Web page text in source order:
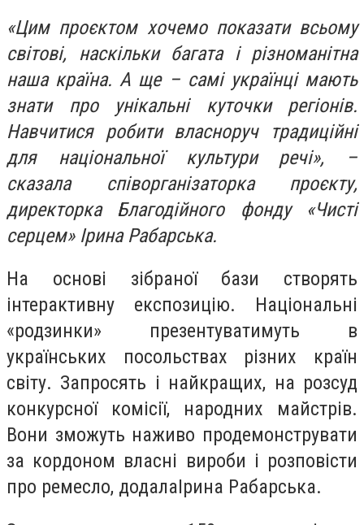
«Цим проєктом хочемо показати всьому
світові, наскільки багата і різноманітна
наша країна. А ще – самі українці мають
знати про унікальні куточки регіонів.
Навчитися робити власноруч традиційні
для національної культури речі», –
сказала співорганізаторка проєкту,
директорка Благодійного фонду «Чисті
серцем» Ірина Рабарська.
На основі зібраної бази створять
інтерактивну експозицію. Національні
«родзинки» презентуватимуть в
українських посольствах різних країн
світу. Запросять і найкращих, на розсуд
конкурсної комісії, народних майстрів.
Вони зможуть наживо продемонструвати
за кордоном власні вироби і розповісти
про ремесло, додалаІрина Рабарська.